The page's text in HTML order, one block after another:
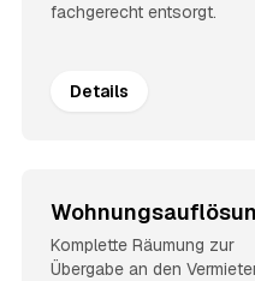
fachgerecht entsorgt.
Details
Komplette Räumung zur
Übergabe an den